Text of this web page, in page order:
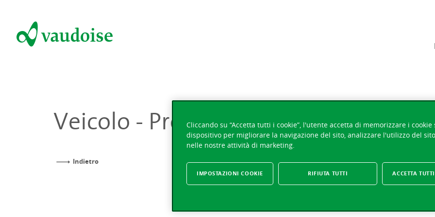
Veicolo - Protezione dei beni
Indietro
Cliccando su “Accetta tutti i cookie”, l'utente accetta di memorizzare i cookie
dispositivo per migliorare la navigazione del sito, analizzare l'utilizzo del
nelle nostre attività di marketing.
RIFIUTA TUTTI ACCETTA
IMPOSTAZIONI COOKIE